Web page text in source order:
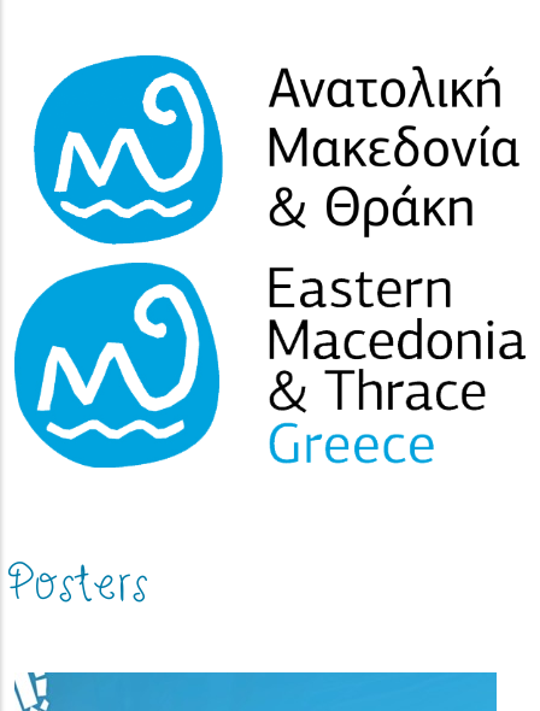
(image)
Posters
(image)